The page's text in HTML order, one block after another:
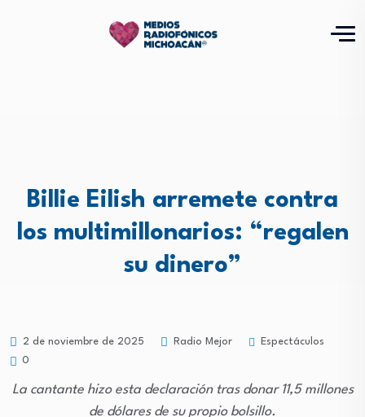
Billie Eilish arremete contra
los multimillonarios: “regalen
su dinero”
2 de noviembre de 2025 Radio Mejor
Espectáculos
0
La cantante hizo esta declaración tras donar 11,5 millones
de dólares de su propio bolsillo.